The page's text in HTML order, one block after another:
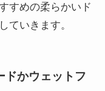
すめの柔らかいド
ていきます。
ドかウェットフ